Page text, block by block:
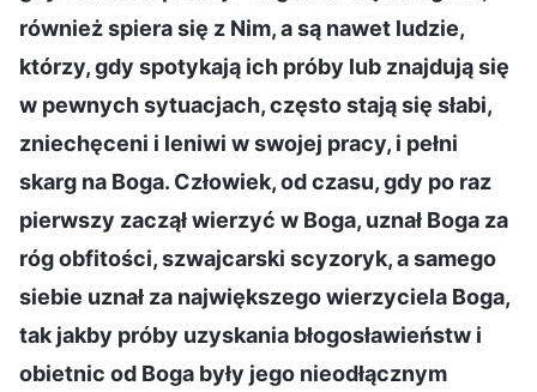
również spiera się z Nim, a są nawet ludzie,
którzy, gdy spotykają ich próby lub znajdują się
w pewnych sytuacjach, często stają się słabi,
zniechęceni i leniwi w swojej pracy, i pełni
skarg na Boga. Człowiek, od czasu, gdy po raz
pierwszy zaczął wierzyć w Boga, uznał Boga za
róg obfitości, szwajcarski scyzoryk, a samego
siebie uznał za największego wierzyciela Boga,
tak jakby próby uzyskania błogosławieństw i
obietnic od Boga były jego nieodłącznym